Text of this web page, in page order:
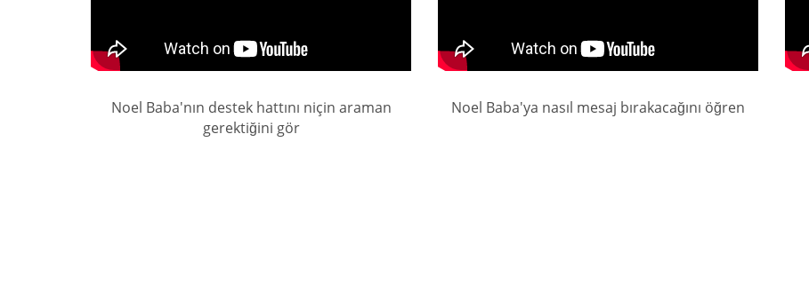
Noel Baba'nın destek hattını niçin araman
gerektiğini gör
Noel Baba'ya nasıl mesaj bırakacağını öğren